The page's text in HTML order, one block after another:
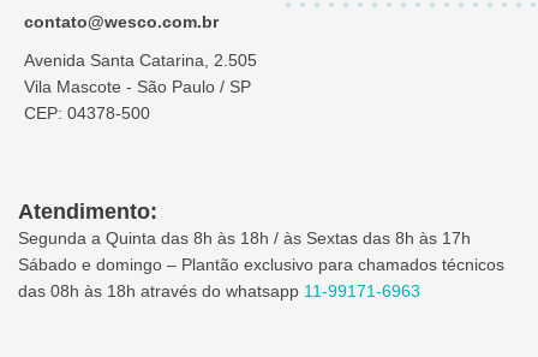
contato@wesco.com.br
Avenida Santa Catarina, 2.505
Vila Mascote - São Paulo / SP
CEP: 04378-500
Atendimento:
Segunda a Quinta das 8h às 18h / às Sextas das 8h às 17h
Sábado e domingo – Plantão exclusivo para chamados técnicos
das 08h às 18h através do whatsapp 11-99171-6963